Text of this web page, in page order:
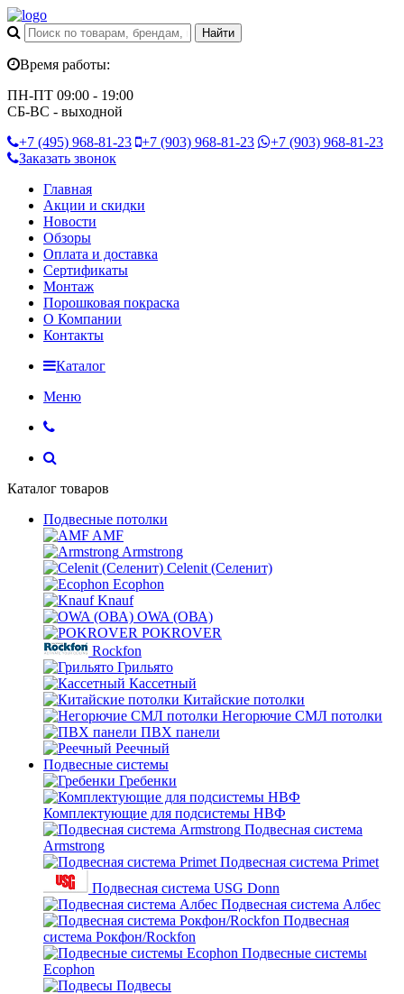
Время работы:
ПН-ПТ 09:00 - 19:00
СБ-ВС - выходной
+7 (495) 968-81-23 +7 (903) 968-81-23 +7 (903) 968-81-23
Заказать звонок
Главная
Акции и скидки
Новости
Обзоры
Оплата и доставка
Сертификаты
Монтаж
Порошковая покраска
О Компании
Контакты
Каталог
Меню
Каталог товаров
Подвесные потолки
AMF
Armstrong
Celenit (Селенит)
Ecophon
Knauf
OWA (ОВА)
POKROVER
Rockfon
Грильято
Кассетный
Китайские потолки
Негорючие СМЛ потолки
ПВХ панели
Реечный
Подвесные системы
Гребенки
Комплектующие для подсистемы НВФ
Подвесная система
Armstrong
Подвесная система Primet
Подвесная система USG Donn
Подвесная система Албес
Подвесная
система Рокфон/Rockfon
Подвесные системы
Ecophon
Подвесы